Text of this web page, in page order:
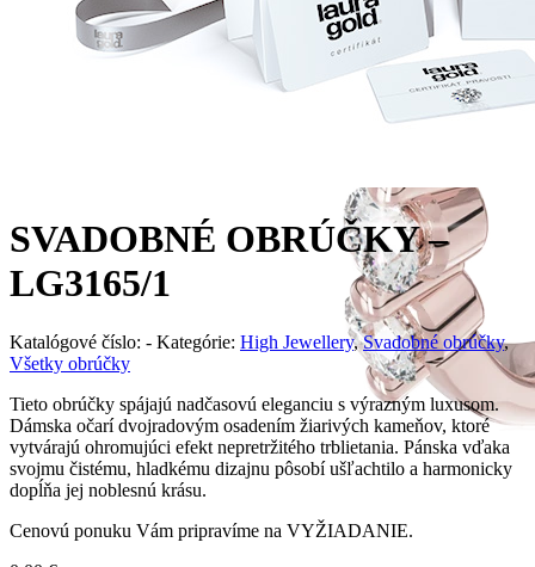
SVADOBNÉ OBRÚČKY –
LG3165/1
Katalógové číslo: - Kategórie: High Jewellery, Svadobné obrúčky,
Všetky obrúčky
Tieto obrúčky spájajú nadčasovú eleganciu s výrazným luxusom.
Dámska očarí dvojradovým osadením žiarivých kameňov, ktoré
vytvárajú ohromujúci efekt nepretržitého trblietania. Pánska vďaka
svojmu čistému, hladkému dizajnu pôsobí ušľachtilo a harmonicky
dopĺňa jej noblesnú krásu.
Cenovú ponuku Vám pripravíme na VYŽIADANIE.